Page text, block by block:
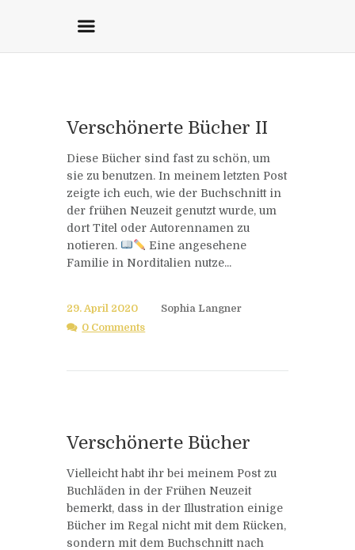
Verschönerte Bücher II
Diese Bücher sind fast zu schön, um
sie zu benutzen. In meinem letzten Post
zeigte ich euch, wie der Buchschnitt in
der frühen Neuzeit genutzt wurde, um
dort Titel oder Autorennamen zu
notieren.
Eine angesehene
Familie in Norditalien nutze...
29. April 2020
Sophia Langner
0 Comments
Verschönerte Bücher
Vielleicht habt ihr bei meinem Post zu
Buchläden in der Frühen Neuzeit
bemerkt, dass in der Illustration einige
Bücher im Regal nicht mit dem Rücken,
sondern mit dem Buchschnitt nach